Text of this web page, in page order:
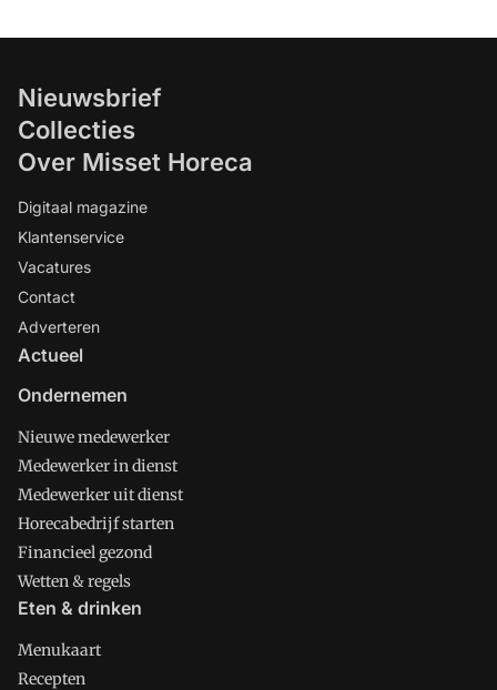
Nieuwsbrief
Collecties
Over Misset Horeca
Digitaal magazine
Klantenservice
Vacatures
Contact
Adverteren
Actueel
Ondernemen
Nieuwe medewerker
Medewerker in dienst
Medewerker uit dienst
Horecabedrijf starten
Financieel gezond
Wetten & regels
Eten & drinken
Menukaart
Recepten